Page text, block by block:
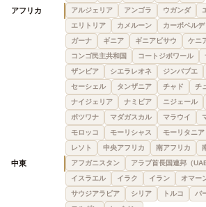
アフリカ アルジェリア アンゴラ ウガンダ
エリトリア
カメルーン カーボベルデ
ガーナ
ギニア ギニアビサウ ケニ
コンゴ民主共和国
コートジボワール
ザンビア
シエラレオネ ジンバブエ
セーシェル
タンザニア チャド チ
ナイジェリア
ナミビア ニジェール
ボツワナ
マダガスカル マラウイ
モロッコ
モーリシャス モーリタニア
レソト
中央アフリカ 南アフリカ
中東 アフガニスタン アラブ首長国連邦（UAE
イスラエル
イラク イラン オマー
サウジアラビア
シリア トルコ バ